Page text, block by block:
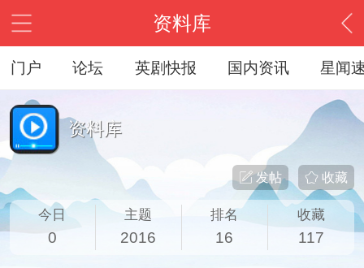
资料库
门户 论坛 英剧快报 国内资讯 星闻
资料库
收藏
发帖
今日
0
主题
2016
排名
16
收藏
117